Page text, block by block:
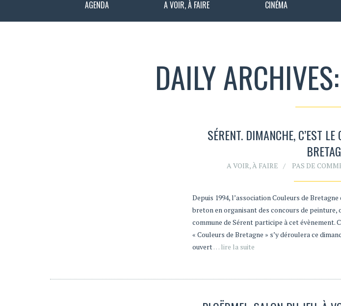
AGENDA A VOIR, À FAIRE CINÉMA
DAILY
SÉRENT. DIMANCHE, C’EST
A VOIR, À FAIRE PAS DE
Depuis 1994, l’association Couleurs de
breton en organisant des concours de peinture,
commune de Sérent participe à cet évènement.
« Couleurs de Bretagne » s’y déroulera ce
ouvert… lire la suite